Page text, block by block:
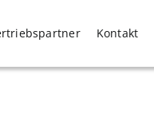
Kontakt